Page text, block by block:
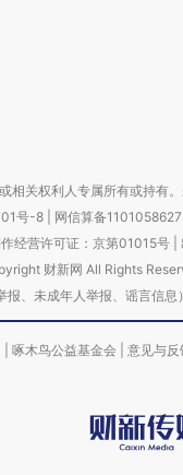
相关权利人专属所有或持有
号-8 网信算备
经营许可证：京第01015号|
财新网 All Rights
报、未成年人举报、谣言
啄木鸟公益基金会 意见与反